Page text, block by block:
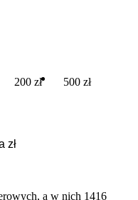
200 zł 500 zł
a w nich 1416